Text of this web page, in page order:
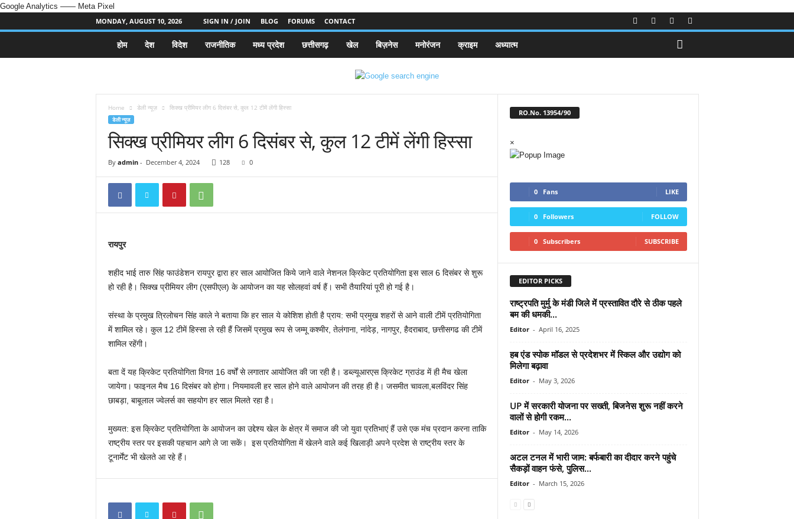
Google Analytics —— Meta Pixel
MONDAY, AUGUST 10, 2026
SIGN IN / JOIN BLOG FORUMS CONTACT
4
n
e
n
होम देश विदेश राजनीतिक मध्य प्रदेश छत्तीसगढ़ खेल बिज़नेस मनोरंजन क्राइम अध्यात्म
Home डेली न्यूज़ सिक्ख प्रीमियर लीग 6 दिसंबर से, कुल 12 टीमें लेंगी हिस्सा
डेली न्यूज़
सिक्ख प्रीमियर लीग 6 दिसंबर से, कुल 12 टीमें लेंगी हिस्सा
By admin- December 4, 2024 128 0
रायपुर
शहीद भाई तारु सिंह फाउंडेशन रायपुर द्वारा हर साल आयोजित किये जाने वाले नेशनल क्रिकेट प्रतियोगिता इस साल 6 दिसंबर से शुरू
हो रही है। सिक्ख प्रीमियर लीग (एसपीएल) के आयोजन का यह सोलहवां वर्ष हैं। सभी तैयारियां पूरी हो गई है।
संस्था के प्रमुख त्रिलोचन सिंह काले ने बताया कि हर साल ये कोशिश होती है प्राय: सभी प्रमुख शहरों से आने वाली टीमें प्रतियोगिता
में शामिल रहे। कुल 12 टीमें हिस्सा ले रही हैं जिसमें प्रमुख रूप से जम्मू कश्मीर, तेलंगाना, नांदेड़, नागपुर, हैदराबाद, छत्तीसगढ की टीमें
शामिल रहेंगी।
बता दें यह क्रिकेट प्रतियोगिता विगत 16 वर्षों से लगातार आयोजित की जा रही है। डब्ल्यूआरएस क्रिकेट ग्राउंड में ही मैच खेला
जायेगा। फाइनल मैच 16 दिसंबर को होगा। नियमावली हर साल होने वाले आयोजन की तरह ही है। जसमीत चावला,बलविंदर सिंह
छाबड़ा, बाबूलाल ज्वेलर्स का सहयोग हर साल मिलते रहा है।
मुख्यत: इस क्रिकेट प्रतियोगिता के आयोजन का उद्देश्य खेल के क्षेत्र में समाज की जो युवा प्रतिभाएं हैं उसे एक मंच प्रदान करना ताकि
राष्ट्रीय स्तर पर इसकी पहचान आगे ले जा सकें। इस प्रतियोगिता में खेलने वाले कई खिलाड़ी अपने प्रदेश से राष्ट्रीय स्तर के
टूनार्मेंट भी खेलते आ रहे हैं।
RO.No. 13954/90
×
0 Fans LIKE
0 Followers FOLLOW
0 Subscribers SUBSCRIBE
EDITOR PICKS
राष्ट्रपति मुर्मु के मंडी जिले में प्रस्तावित दौरे से ठीक पहले
बम की धमकी...
Editor - April 16, 2025
हब एंड स्पोक मॉडल से प्रदेशभर में स्किल और उद्योग को
मिलेगा बढ़ावा
Editor - May 3, 2026
UP में सरकारी योजना पर सख्ती, बिजनेस शुरू नहीं करने
वालों से होगी रकम...
Editor - May 14, 2026
अटल टनल में भारी जाम: बर्फबारी का दीदार करने पहुंचे
सैकड़ों वाहन फंसे, पुलिस...
Editor - March 15, 2026